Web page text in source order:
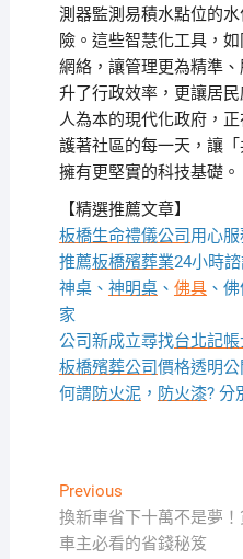
測器監測易積水點位的
險。這些智慧化工具，
網絡，讓管理更為精準
升了行政效率，更讓居
人為本的現代化政府，
護著社區的每一天，讓
擁有更堅實的科技基礎。
【精選推薦文章】
板橋生命禮儀公司用心
推薦板橋殯葬業24小時
神桌、 神明桌、 佛具、
家
公司新成立尋找台北記
板橋殯葬公司價格透明
何謂防火泥， 防火漆? 分
文
章
PreviousPrevious
post:
換新車省下十萬不是夢
車主必看的省錢秘笈